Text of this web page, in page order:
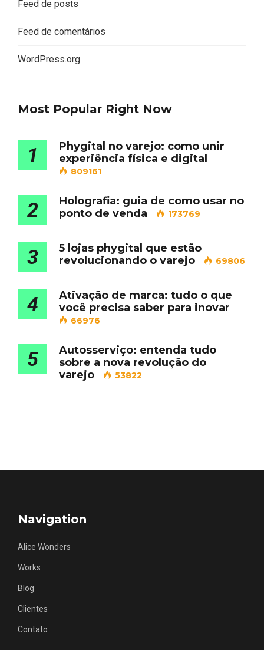
Feed de posts
Feed de comentários
WordPress.org
Most Popular Right Now
1
Phygital no varejo: como unir
experiência física e digital
809161
2
Holografia: guia de como usar no
ponto de venda
173769
3
5 lojas phygital que estão
revolucionando o varejo
69806
4
Ativação de marca: tudo o que
você precisa saber para inovar
66976
5
Autosserviço: entenda tudo
sobre a nova revolução do
varejo
53822
Navigation
Alice Wonders
Works
Blog
Clientes
Contato